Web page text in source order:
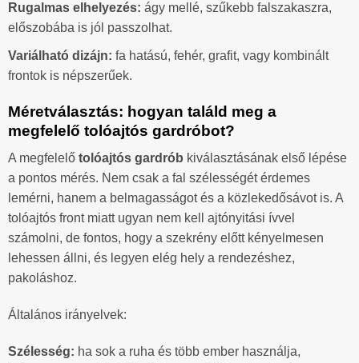
Rugalmas elhelyezés: ágy mellé, szűkebb falszakaszra,
előszobába is jól passzolhat.
Variálható dizájn: fa hatású, fehér, grafit, vagy kombinált
frontok is népszerűek.
Méretválasztás: hogyan találd meg a
megfelelő tolóajtós gardróbot?
A megfelelő tolóajtós gardrób kiválasztásának első lépése
a pontos mérés. Nem csak a fal szélességét érdemes
lemérni, hanem a belmagasságot és a közlekedősávot is. A
tolóajtós front miatt ugyan nem kell ajtónyitási ívvel
számolni, de fontos, hogy a szekrény előtt kényelmesen
lehessen állni, és legyen elég hely a rendezéshez,
pakoláshoz.
Általános irányelvek:
Szélesség: ha sok a ruha és több ember használja,